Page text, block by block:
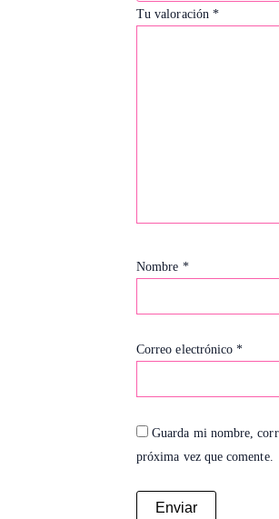
Tu valoración *
Nombre *
Correo electrónico*
Guarda mi nombre,
próxima vez que comente.